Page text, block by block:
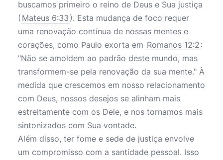
buscamos primeiro o reino de Deus e Sua justiça
( Mateus 6:33 ). Esta mudança de foco requer
uma renovação contínua de nossas mentes e
corações, como Paulo exorta em Romanos 12:2 :
"Não se amoldem ao padrão deste mundo, mas
transformem-se pela renovação da sua mente." À
medida que crescemos em nosso relacionamento
com Deus, nossos desejos se alinham mais
estreitamente com os Dele, e nos tornamos mais
sintonizados com Sua vontade.
Além disso, ter fome e sede de justiça envolve
um compromisso com a santidade pessoal. Isso